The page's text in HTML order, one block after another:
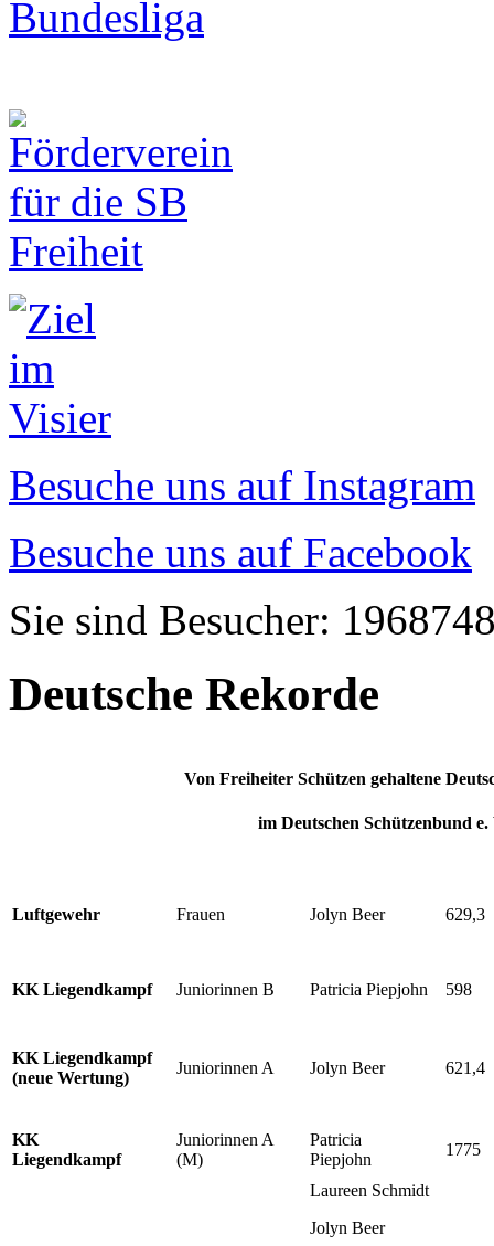
Besuche uns auf Instagram
Besuche uns auf Facebook
Sie sind Besucher:
Deutsche Rekorde
Von Freiheiter Schützen gehaltene
im Deutschen Schützenbund e.
Luftgewehr Frauen Jolyn Beer 629,3
KK Liegendkampf Juniorinnen B Patricia Piepjohn 598
KK Liegendkampf
(neue Wertung)
Juniorinnen A Jolyn Beer 621,4
KK
Liegendkampf
Juniorinnen A
(M)
Patricia
Piepjohn
1775
Laureen Schmidt
Jolyn Beer